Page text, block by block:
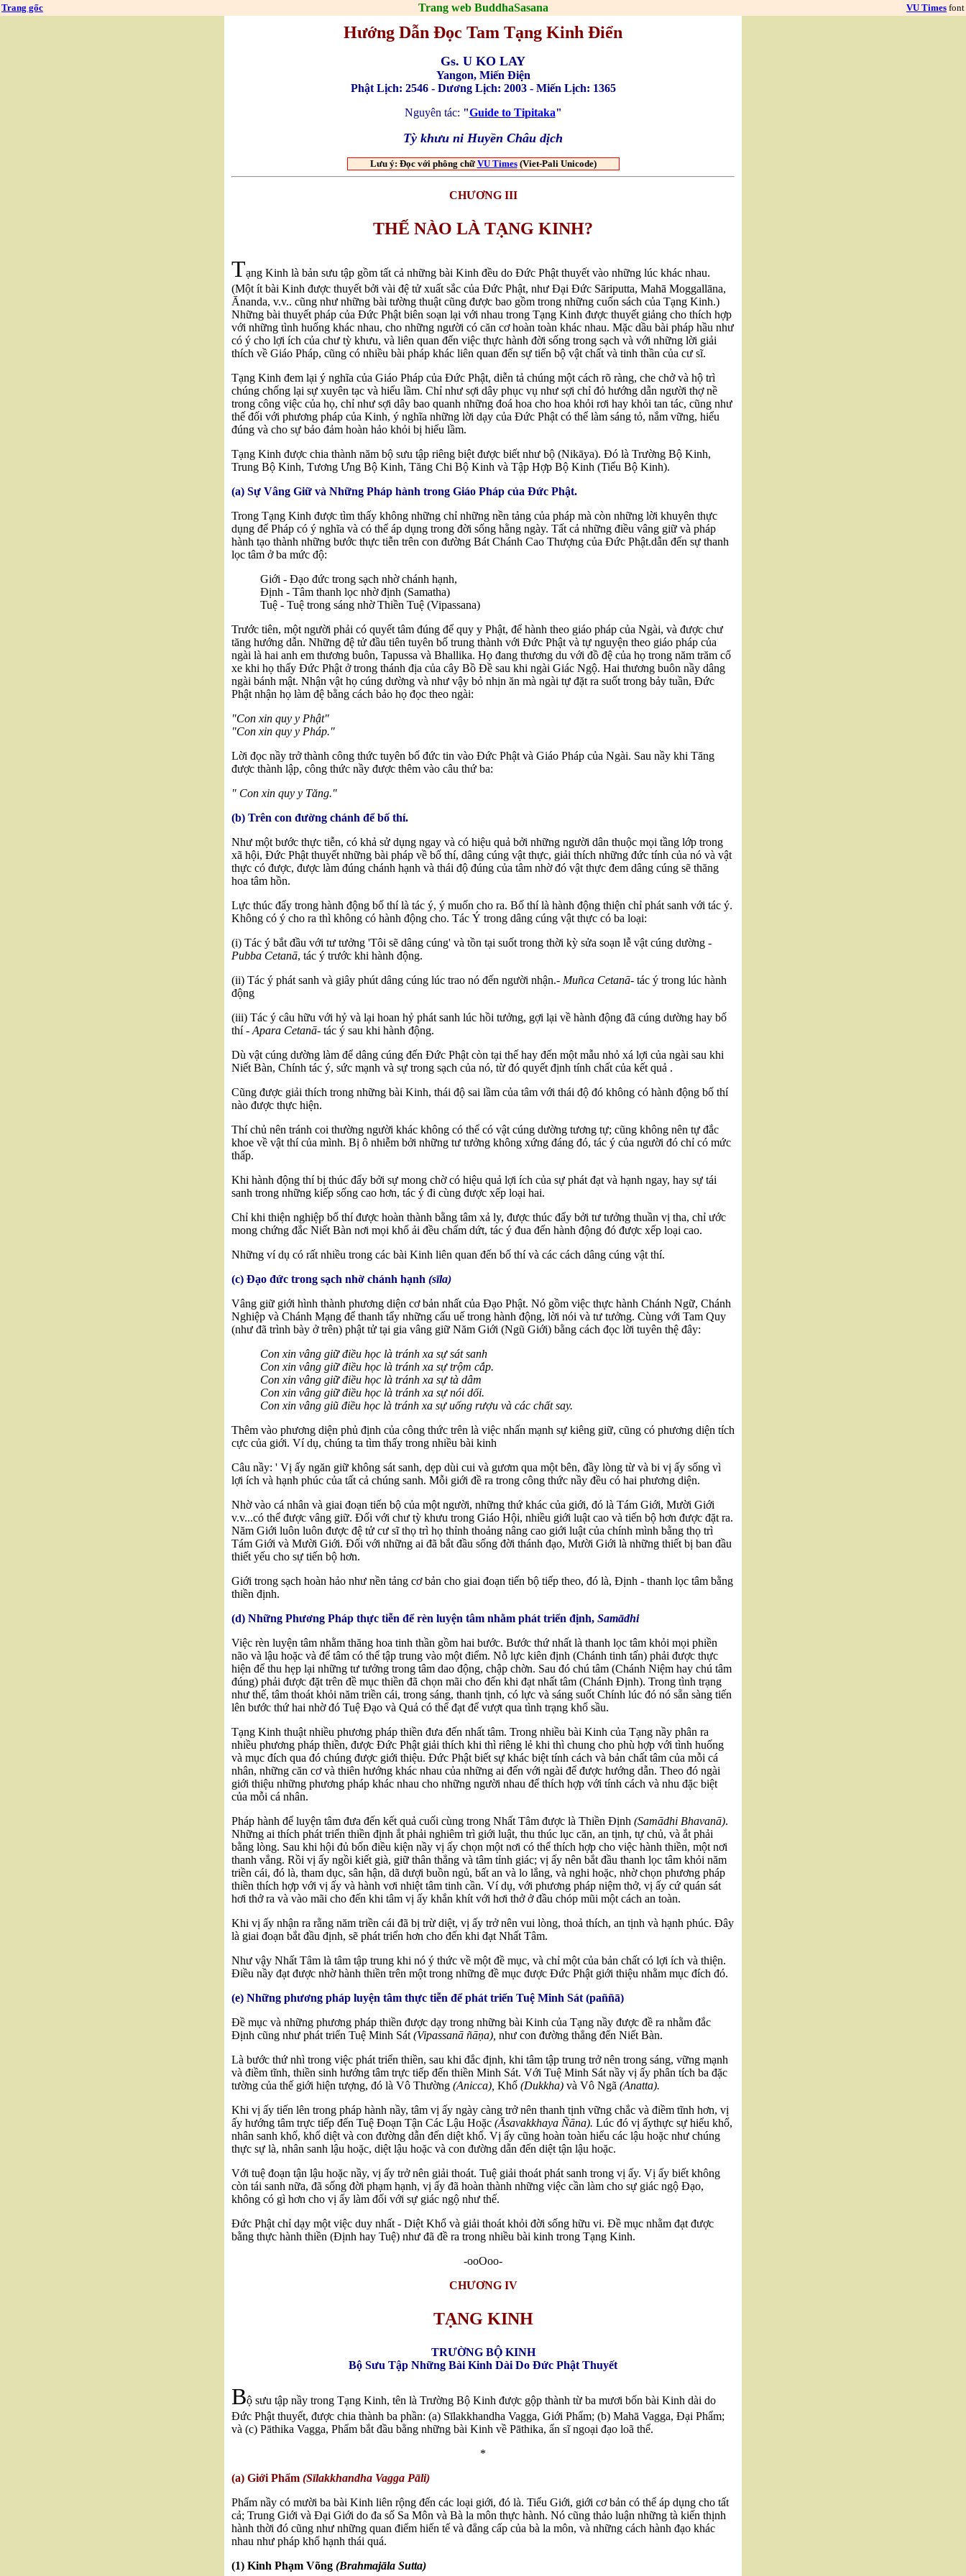
Trang gốc Trang web BuddhaSasana VU Times font
Hướng Dẫn Đọc Tam Tạng Kinh Điển
Gs. U KO LAY
Yangon, Miến Điện
Phật Lịch: 2546 - Dương Lịch: 2003 - Miến Lịch: 1365
Nguyên tác: "Guide to Tipitaka"
Tỳ khưu ni Huyền Châu dịch
Lưu ý: Ðọc với phông chữ VU Times(Viet-Pali Unicode)
CHƯƠNG III
THẾ NÀO LÀ TẠNG KINH?
Tạng Kinh là bản sưu tập gồm tất cả những bài Kinh đều do Đức Phật thuyết vào những lúc khác nhau.
(Một ít bài Kinh được thuyết bởi vài đệ tử xuất sắc của Đức Phật, như Đại Đức Sāriputta, Mahā Moggallāna,
Ānanda, v.v.. cũng như những bài tường thuật cũng được bao gồm trong những cuốn sách của Tạng Kinh.)
Những bài thuyết pháp của Đức Phật biên soạn lại với nhau trong Tạng Kinh được thuyết giảng cho thích hợp
với những tình huống khác nhau, cho những người có căn cơ hoàn toàn khác nhau. Mặc dầu bài pháp hầu như
có ý cho lợi ích của chư tỳ khưu, và liên quan đến việc thực hành đời sống trong sạch và với những lời giải
thích về Giáo Pháp, cũng có nhiều bài pháp khác liên quan đến sự tiến bộ vật chất và tinh thần của cư sĩ.
Tạng Kinh đem lại ý nghĩa của Giáo Pháp của Đức Phật, diễn tả chúng một cách rõ ràng, che chở và hộ trì
chúng chống lại sự xuyên tạc và hiểu lầm. Chỉ như sợi dây phục vụ như sợi chỉ đỏ hướng dẫn người thợ nề
trong công việc của họ, chỉ như sợi dây bao quanh những đoá hoa cho hoa khỏi rơi hay khỏi tan tác, cũng như
thế đối với phương pháp của Kinh, ý nghĩa những lời dạy của Đức Phật có thể làm sáng tỏ, nắm vững, hiểu
đúng và cho sự bảo đảm hoàn hảo khỏi bị hiểu lầm.
Tạng Kinh được chia thành năm bộ sưu tập riêng biệt được biết như bộ (Nikāya). Đó là Trường Bộ Kinh,
Trung Bộ Kinh, Tương Ưng Bộ Kinh, Tăng Chi Bộ Kinh và Tập Hợp Bộ Kinh (Tiểu Bộ Kinh).
(a) Sự Vâng Giữ và Những Pháp hành trong Giáo Pháp của Đức Phật.
Trong Tạng Kinh được tìm thấy không những chỉ những nền tảng của pháp mà còn những lời khuyên thực
dụng để Pháp có ý nghĩa và có thể áp dụng trong đời sống hằng ngày. Tất cả những điều vâng giữ và pháp
hành tạo thành những bước thực tiễn trên con đường Bát Chánh Cao Thượng của Đức Phật.dẫn đến sự thanh
lọc tâm ở ba mức độ:
Giới - Đạo đức trong sạch nhờ chánh hạnh,
Định - Tâm thanh lọc nhờ định (Samatha)
Tuệ - Tuệ trong sáng nhờ Thiền Tuệ (Vipassana)
Trước tiên, một người phải có quyết tâm đúng để quy y Phật, để hành theo giáo pháp của Ngài, và được chư
tăng hướng dẫn. Những đệ tử đầu tiên tuyên bố trung thành với Đức Phật và tự nguyện theo giáo pháp của
ngài là hai anh em thương buôn, Tapussa và Bhallika. Họ đang thương du với đồ đệ của họ trong năm trăm cổ
xe khi họ thấy Đức Phật ở trong thánh địa của cây Bồ Đề sau khi ngài Giác Ngộ. Hai thương buôn nầy dâng
ngài bánh mật. Nhận vật họ cúng dường và như vậy bỏ nhịn ăn mà ngài tự đặt ra suốt trong bảy tuần, Đức
Phật nhận họ làm đệ bằng cách bảo họ đọc theo ngài:
"Con xin quy y Phật"
"Con xin quy y Pháp."
Lời đọc nầy trở thành công thức tuyên bố đức tin vào Đức Phật và Giáo Pháp của Ngài. Sau nầy khi Tăng
được thành lập, công thức nầy được thêm vào câu thứ ba:
" Con xin quy y Tăng."
(b) Trên con đường chánh để bố thí.
Như một bước thực tiễn, có khả sử dụng ngay và có hiệu quả bởi những người dân thuộc mọi tầng lớp trong
xã hội, Đức Phật thuyết những bài pháp về bố thí, dâng cúng vật thực, giải thích những đức tính của nó và vật
thực có được, được làm đúng chánh hạnh và thái độ đúng của tâm nhờ đó vật thực đem dâng cúng sẽ thăng
hoa tâm hồn.
Lực thúc đẩy trong hành động bố thí là tác ý, ý muốn cho ra. Bố thí là hành động thiện chỉ phát sanh với tác ý.
Không có ý cho ra thì không có hành động cho. Tác Ý trong dâng cúng vật thực có ba loại:
(i) Tác ý bắt đầu với tư tưởng 'Tôi sẽ dâng cúng' và tồn tại suốt trong thời kỳ sửa soạn lễ vật cúng dường -
Pubba Cetanā, tác ý trước khi hành động.
(ii) Tác ý phát sanh và giây phút dâng cúng lúc trao nó đến người nhận.- Muñca Cetanā- tác ý trong lúc hành
động
(iii) Tác ý câu hữu với hỷ và lại hoan hỷ phát sanh lúc hồi tưởng, gợi lại về hành động đã cúng dường hay bố
thí - Apara Cetanā- tác ý sau khi hành động.
Dù vật cúng dường làm để dâng cúng đến Đức Phật còn tại thế hay đến một mẫu nhỏ xá lợi của ngài sau khi
Niết Bàn, Chính tác ý, sức mạnh và sự trong sạch của nó, từ đó quyết định tính chất của kết quả .
Cũng được giải thích trong những bài Kinh, thái độ sai lầm của tâm với thái độ đó không có hành động bố thí
nào được thực hiện.
Thí chủ nên tránh coi thường người khác không có thể có vật cúng dường tương tự; cũng không nên tự đắc
khoe về vật thí của mình. Bị ô nhiễm bởi những tư tưởng không xứng đáng đó, tác ý của người đó chỉ có mức
thấp.
Khi hành động thí bị thúc đẩy bởi sự mong chờ có hiệu quả lợi ích của sự phát đạt và hạnh ngay, hay sự tái
sanh trong những kiếp sống cao hơn, tác ý đi cùng được xếp loại hai.
Chỉ khi thiện nghiệp bố thí được hoàn thành bằng tâm xả ly, được thúc đẩy bởi tư tưởng thuần vị tha, chỉ ước
mong chứng đắc Niết Bàn nơi mọi khổ ải đều chấm dứt, tác ý đua đến hành động đó được xếp loại cao.
Những ví dụ có rất nhiều trong các bài Kinh liên quan đến bố thí và các cách dâng cúng vật thí.
(c) Đạo đức trong sạch nhờ chánh hạnh (sīla)
Vâng giữ giới hình thành phương diện cơ bản nhất của Đạo Phật. Nó gồm việc thực hành Chánh Ngữ, Chánh
Nghiệp và Chánh Mạng để thanh tẩy những cấu uế trong hành động, lời nói và tư tưởng. Cùng với Tam Quy
(như đã trình bày ở trên) phật tử tại gia vâng giữ Năm Giới (Ngũ Giới) bằng cách đọc lời tuyên thệ đây:
Con xin vâng giữ điều học là tránh xa sự sát sanh
Con xin vâng giữ điều học là tránh xa sự trộm cắp.
Con xin vâng giữ điều học là tránh xa sự tà dâm
Con xin vâng giữ điều học là tránh xa sự nói dối.
Con xin vâng giũ điều học là tránh xa sự uống rượu và các chất say.
Thêm vào phương diện phủ định của công thức trên là việc nhấn mạnh sự kiêng giữ, cũng có phương diện tích
cực của giới. Ví dụ, chúng ta tìm thấy trong nhiều bài kinh
Câu nầy: ' Vị ấy ngăn giữ không sát sanh, dẹp dùi cui và gươm qua một bên, đầy lòng từ và bi vị ấy sống vì
lợi ích và hạnh phúc của tất cả chúng sanh. Mỗi giới đề ra trong công thức nầy đều có hai phương diện.
Nhờ vào cá nhân và giai đoạn tiến bộ của một người, những thứ khác của giới, đó là Tám Giới, Mười Giới
v.v...có thể được vâng giữ. Đối với chư tỳ khưu trong Giáo Hội, nhiều giới luật cao và tiến bộ hơn được đặt ra.
Năm Giới luôn luôn được đệ tử cư sĩ thọ trì họ thỉnh thoảng nâng cao giới luật của chính mình bằng thọ trì
Tám Giới và Mười Giới. Đối với những ai đã bắt đầu sống đời thánh đạo, Mười Giới là những thiết bị ban đầu
thiết yếu cho sự tiến bộ hơn.
Giới trong sạch hoàn hảo như nền tảng cơ bản cho giai đoạn tiến bộ tiếp theo, đó là, Định - thanh lọc tâm bằng
thiền định.
(d) Những Phương Pháp thực tiễn để rèn luyện tâm nhằm phát triển định, Samādhi
Việc rèn luyện tâm nhằm thăng hoa tinh thần gồm hai bước. Bước thứ nhất là thanh lọc tâm khỏi mọi phiền
não và lậu hoặc và để tâm có thể tập trung vào một điểm. Nỗ lực kiên định (Chánh tinh tấn) phải được thực
hiện để thu hẹp lại những tư tưởng trong tâm dao động, chập chờn. Sau đó chú tâm (Chánh Niệm hay chú tâm
đúng) phải được đặt trên đề mục thiền đã chọn mãi cho đến khi đạt nhất tâm (Chánh Định). Trong tình trạng
như thế, tâm thoát khỏi năm triền cái, trong sáng, thanh tịnh, có lực và sáng suốt Chính lúc đó nó sẵn sàng tiến
lên bước thứ hai nhờ đó Tuệ Đạo và Quả có thể đạt để vượt qua tình trạng khổ sầu.
Tạng Kinh thuật nhiều phương pháp thiền đưa đến nhất tâm. Trong nhiều bài Kinh của Tạng nầy phân ra
nhiều phương pháp thiền, được Đức Phật giải thích khi thì riêng lẻ khi thì chung cho phù hợp với tình huống
và mục đích qua đó chúng được giới thiệu. Đức Phật biết sự khác biệt tính cách và bản chất tâm của mỗi cá
nhân, những căn cơ và thiên hướng khác nhau của những ai đến với ngài để được hướng dẫn. Theo đó ngài
giới thiệu những phương pháp khác nhau cho những người nhau để thích hợp với tính cách và nhu đặc biệt
của mỗi cá nhân.
Pháp hành để luyện tâm đưa đến kết quả cuối cùng trong Nhất Tâm được là Thiền Định (Samādhi Bhavanā).
Những ai thích phát triển thiền định ắt phải nghiêm trì giới luật, thu thúc lục căn, an tịnh, tự chủ, và ắt phải
bằng lòng. Sau khi hội đủ bốn điều kiện nầy vị ấy chọn một nơi có thể thích hợp cho việc hành thiền, một nơi
thanh vắng. Rồi vị ấy ngồi kiết già, giữ thân thẳng và tâm tỉnh giác; vị ấy nên bắt đầu thanh lọc tâm khỏi năm
triền cái, đó là, tham dục, sân hận, dã dượi buồn ngủ, bất an và lo lắng, và nghi hoặc, nhờ chọn phương pháp
thiền thích hợp với vị ấy và hành vơi nhiệt tâm tinh cần. Ví dụ, với phương pháp niệm thở, vị ấy cứ quán sát
hơi thở ra và vào mãi cho đến khi tâm vị ấy khắn khít với hơi thở ở đầu chóp mũi một cách an toàn.
Khi vị ấy nhận ra rằng năm triền cái đã bị trừ diệt, vị ấy trở nên vui lòng, thoả thích, an tịnh và hạnh phúc. Đây
là giai đoạn bắt đầu định, sẽ phát triển hơn cho đến khi đạt Nhất Tâm.
Như vậy Nhất Tâm là tâm tập trung khi nó ý thức về một đề mục, và chỉ một của bản chất có lợi ích và thiện.
Điều nầy đạt được nhờ hành thiền trên một trong những đề mục được Đức Phật giới thiệu nhằm mục đích đó.
(e) Những phương pháp luyện tâm thực tiễn để phát triển Tuệ Minh Sát (paññā)
Đề mục và những phương pháp thiền được dạy trong những bài Kinh của Tạng nầy được đề ra nhằm đắc
Định cũng như phát triển Tuệ Minh Sát (Vipassanā ñāṇa), như con đường thẳng đến Niết Bàn.
Là bước thứ nhì trong việc phát triển thiền, sau khi đắc định, khi tâm tập trung trở nên trong sáng, vững mạnh
và điềm tĩnh, thiền sinh hướng tâm trực tiếp đến thiền Minh Sát. Với Tuệ Minh Sát nầy vị ấy phân tích ba đặc
tường của thế giới hiện tượng, đó là Vô Thường (Anicca), Khổ (Dukkha) và Vô Ngã (Anatta).
Khi vị ấy tiến lên trong pháp hành nầy, tâm vị ấy ngày càng trở nên thanh tịnh vững chắc và điềm tĩnh hơn, vị
ấy hướng tâm trực tiếp đến Tuệ Đoạn Tận Các Lậu Hoặc (Āsavakkhaya Ñāna). Lúc đó vị ấythực sự hiểu khổ,
nhân sanh khổ, khổ diệt và con đường dẫn đến diệt khổ. Vị ấy cũng hoàn toàn hiểu các lậu hoặc như chúng
thực sự là, nhân sanh lậu hoặc, diệt lậu hoặc và con đường dẫn đến diệt tận lậu hoặc.
Với tuệ đoạn tận lậu hoặc nầy, vị ấy trở nên giải thoát. Tuệ giải thoát phát sanh trong vị ấy. Vị ấy biết không
còn tái sanh nữa, đã sống đời phạm hạnh, vị ấy đã hoàn thành những việc cần làm cho sự giác ngộ Đạo,
không có gì hơn cho vị ấy làm đối với sự giác ngộ như thế.
Đức Phật chỉ dạy một việc duy nhất - Diệt Khổ và giải thoát khỏi đời sống hữu vi. Đề mục nhằm đạt được
bằng thực hành thiền (Định hay Tuệ) như đã đề ra trong nhiều bài kinh trong Tạng Kinh.
-ooOoo-
CHƯƠNG IV
TẠNG KINH
TRƯỜNG BỘ KINH
Bộ Sưu Tập Những Bài Kinh Dài Do Đức Phật Thuyết
Bộ sưu tập nầy trong Tạng Kinh, tên là Trường Bộ Kinh được gộp thành từ ba mươi bốn bài Kinh dài do
Đức Phật thuyết, được chia thành ba phần: (a) Sīlakkhandha Vagga, Giới Phẩm; (b) Mahā Vagga, Đại Phẩm;
và (c) Pāthika Vagga, Phẩm bắt đầu bằng những bài Kinh về Pāthika, ẩn sĩ ngoại đạo loã thể.
*
(a) Giới Phẩm (Sīlakkhandha Vagga Pāli)
Phẩm nầy có mười ba bài Kinh liên rộng đến các loại giới, đó là. Tiểu Giới, giới cơ bản có thể áp dụng cho tất
cả; Trung Giới và Đại Giới do đa số Sa Môn và Bà la môn thực hành. Nó cũng thảo luận những tà kiến thịnh
hành thời đó cũng như những quan điểm hiến tế và đẳng cấp của bà la môn, và những cách hành đạo khác
nhau như pháp khổ hạnh thái quá.
(1) Kinh Phạm Võng (Brahmajāla Sutta)